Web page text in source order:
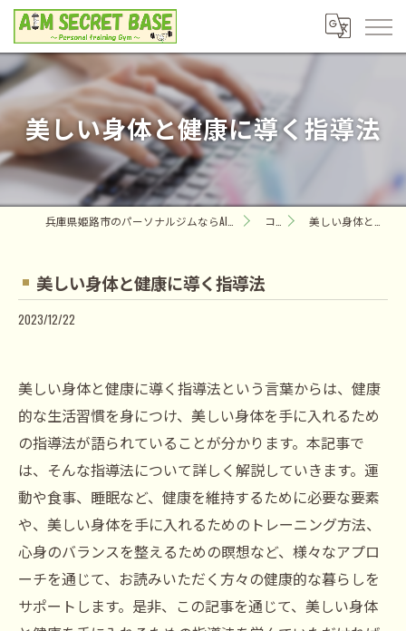
美しい身体と健康に導く指導法
コラム 美しい身体と健康に導く指導法
美しい身体と健康に導く指導法
2023/12/22
美しい身体と健康に導く指導法という言葉からは、健康
的な生活習慣を身につけ、美しい身体を手に入れるため
の指導法が語られていることが分かります。本記事で
は、そんな指導法について詳しく解説していきます。運
動や食事、睡眠など、健康を維持するために必要な要素
や、美しい身体を手に入れるためのトレーニング方法、
心身のバランスを整えるための瞑想など、様々なアプロ
ーチを通じて、お読みいただく方々の健康的な暮らしを
サポートします。是非、この記事を通じて、美しい身体